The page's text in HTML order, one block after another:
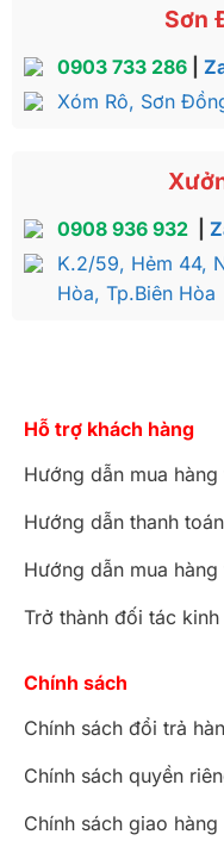
Sơn
0903 733 286|
Xóm Rô, Sơn
0908 936 932
K.2/59, Hẻm 44,
Hòa, Tp.Biên Hòa
Hỗ trợ khách hàng
Hướng dẫn mua
Hướng dẫn thanh toán
Hướng dẫn mua
Trở thành đối tác
Chính sách
Chính sách đổi trả
Chính sách quyền
Chính sách giao hàng